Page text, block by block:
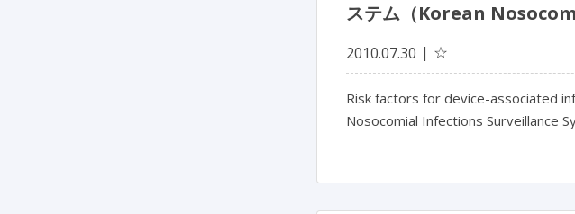
ステム（Korean
2010.07.30 ☆
Risk factors for device-associated
Nosocomial Infections Surveillance